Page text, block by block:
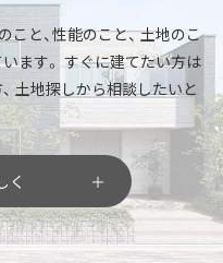
こと、性能のこと、土地のこ
ます。 すぐに建てたい方は
土地探しから相談したいと
く